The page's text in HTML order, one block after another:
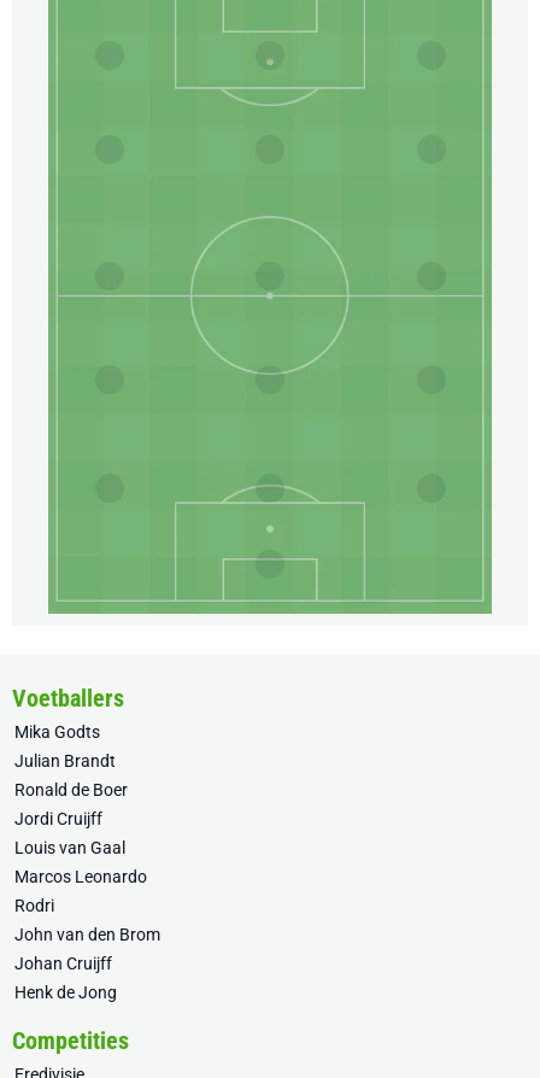
Voetballers
Mika Godts
Julian Brandt
Ronald de Boer
Jordi Cruijff
Louis van Gaal
Marcos Leonardo
Rodri
John van den Brom
Johan Cruijff
Henk de Jong
Competities